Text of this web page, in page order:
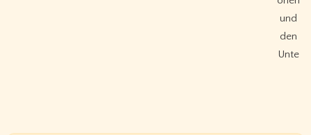
und
den
Unte